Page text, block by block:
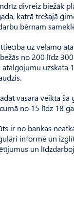
divreiz biežāk
katrā trešajā
bērnam
uz vēlamo
no 200 līdz
vasarā veikta
no 15 līdz 18
ir no bankas
informē un
un